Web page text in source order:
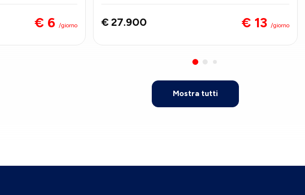
€ 6 /giorno € 27.900 € 13 /giorno
Mostra tutti